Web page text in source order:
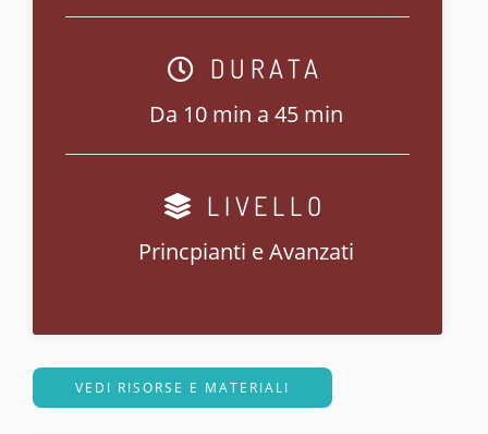
DURATA
Da 10 min a 45 min
LIVELLO
Princpianti e Avanzati
VEDI RISORSE E MATERIALI